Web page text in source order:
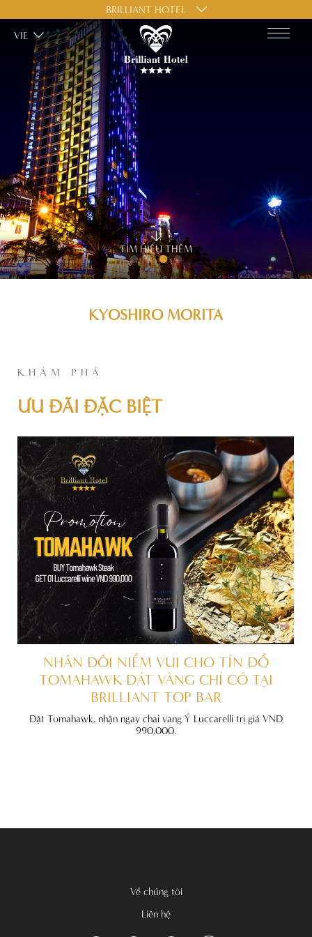
TÌM HIỂU THÊM
VIE
BRILLIANT HOTEL
KYOSHIRO MORITA
KHÁM PHÁ
ƯU ĐÃI ĐẶC BIỆT
NHÂN ĐÔI NIỀM VUI CHO TÍN ĐỒ
TOMAHAWK DÁT VÀNG CHỈ CÓ TẠI
BRILLIANT TOP BAR
Đặt Tomahawk, nhận ngay chai vang Ý Luccarelli trị giá VND
990,000.
Về chúng tôi
Liên hệ